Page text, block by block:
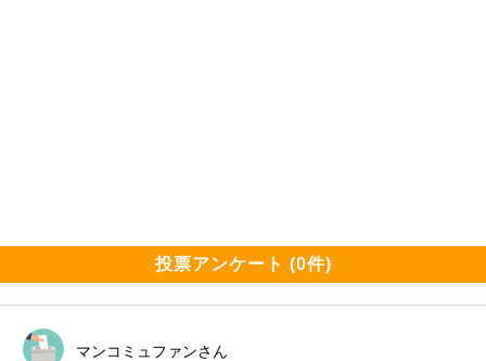
投票アンケート (0件)
マンコミュファンさん